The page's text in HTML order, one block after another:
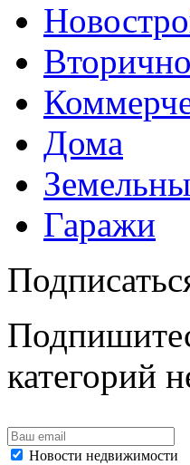
Дома
Гаражи
категорий
Новости недвижимости